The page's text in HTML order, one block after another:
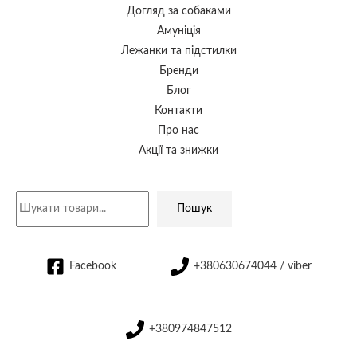
Догляд за собаками
Амуніція
Лежанки та підстилки
Бренди
Блог
Контакти
Про нас
Акції та знижки
Пошук
Facebook +380630674044 / viber
+380974847512